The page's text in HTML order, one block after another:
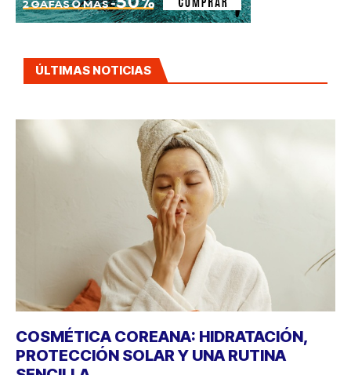
ÚLTIMAS NOTICIAS
COSMÉTICA COREANA: HIDRATACIÓN,
PROTECCIÓN SOLAR Y UNA RUTINA